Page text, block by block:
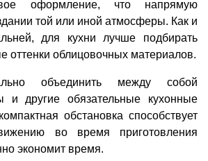
оформление, что напрямую
той или иной атмосферы. Как и
для кухни лучше подбирать
оттенки облицовочных материалов.
объединить между собой
и другие обязательные кухонные
обстановка способствует
во время приготовления
экономит время.